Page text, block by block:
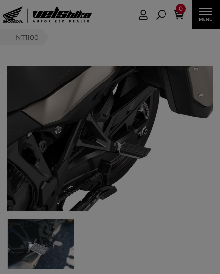
0
NT1100